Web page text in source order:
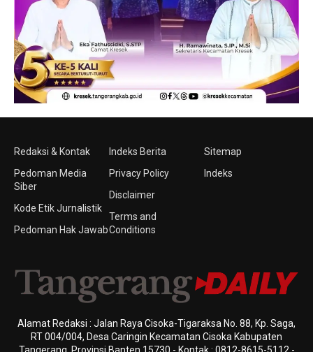
Redaksi & Kontak
Pedoman Media
Siber
Kode Etik Jurnalistik
Pedoman Hak Jawab
Indeks Berita
Privacy Policy
Disclaimer
Terms and
Conditions
Sitemap
Indeks
Alamat Redaksi : Jalan Raya Cisoka-Tigaraksa No. 88, Kp. Saga,
RT 004/004, Desa Caringin Kecamatan Cisoka Kabupaten
Tangerang, Provinsi Banten 15730 - Kontak : 0812-8615-5112 -